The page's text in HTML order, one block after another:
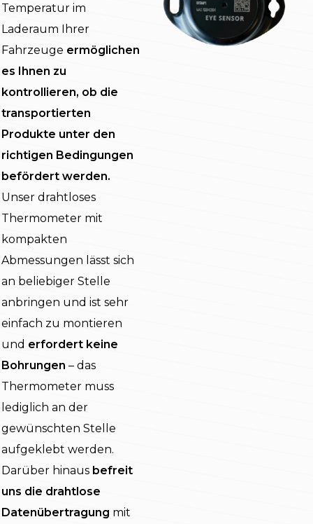
Temperatur im
Laderaum Ihrer
Fahrzeuge ermöglichen
es Ihnen zu
kontrollieren, ob die
transportierten
Produkte unter den
richtigen Bedingungen
befördert werden.
Unser drahtloses
Thermometer mit
kompakten
Abmessungen lässt sich
an beliebiger Stelle
anbringen und ist sehr
einfach zu montieren
und erfordert keine
Bohrungen – das
Thermometer muss
lediglich an der
gewünschten Stelle
aufgeklebt werden.
Darüber hinaus befreit
uns die drahtlose
Datenübertragung mit